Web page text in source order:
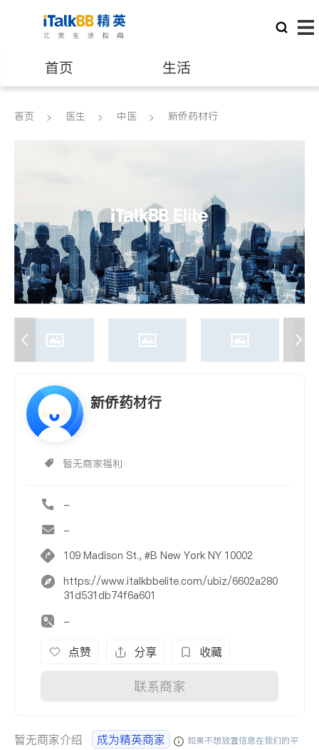
首页 生活
医生 律师
养老 非盈利组织
首页 医生 中医 新侨药材行
新侨药材行
暂无商家福利
-
-
109 Madison St., #B New York NY 10002
https://www.italkbbelite.com/ubiz/6602a280
31d531db74f6a601
-
点赞 分享 收藏
联系商家
暂无商家介绍 成为精英商家
如果不想放置信息在我们的平